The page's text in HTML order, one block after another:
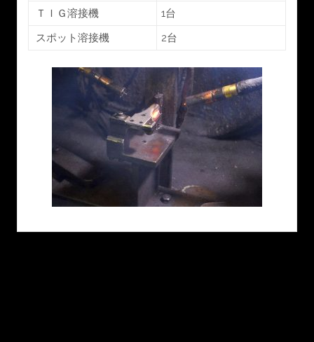
ＴＩＧ溶接機
1台
スポット溶接機
2台